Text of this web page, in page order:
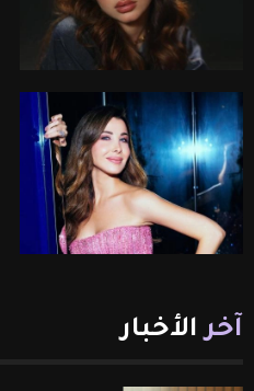
آخر الأخبار